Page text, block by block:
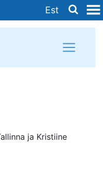
Est
ja Kristiine